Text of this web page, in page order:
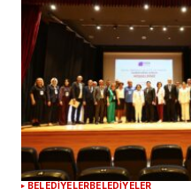
BELEDİYELERBELEDİYELER